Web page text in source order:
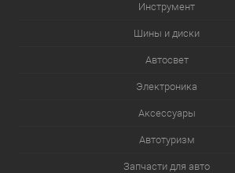
Инструмент
Шины и диски
Автосвет
Электроника
Аксессуары
Автотуризм
Запчасти для авто